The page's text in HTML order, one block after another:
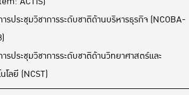
ารประชุมวิชาการระดับชาติด้านบริหารธุรกิจ (NCOBA-
ารประชุมวิชาการระดับชาติด้านวิทยาศาสตร์และ
โลยี (NCST)